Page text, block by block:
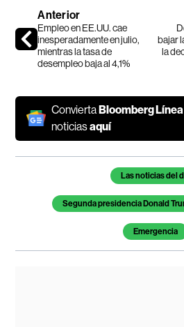
Anterior
Empleo en EE.UU. cae
inesperadamente en julio,
mientras la tasa de
desempleo baja al 4,1%
bajar
la
ConviertaBloomberg Línea
noticiasaquí
Temas de este artículoLas noticias del
Segunda presidencia Donald
Emergencia